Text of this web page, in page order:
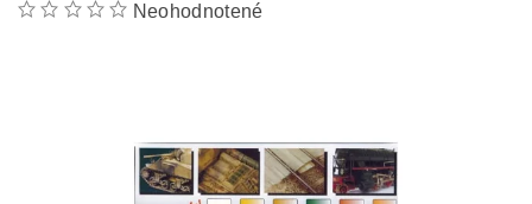
Neohodnotené